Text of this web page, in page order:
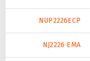
NUP2226ECP
NJ2226 EMA